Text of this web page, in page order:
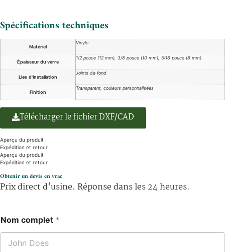
Spécifications techniques
Matériel
Vinyle
Épaisseur du verre
1/2 pouce (12 mm), 3/8 pouce (10 mm), 5/16 pouce (8 mm)
Lieu d'installation
Joints de fond
Finition
Transparent, couleurs personnalisées
Télécharger le fichier DXF/CAD
Aperçu du produit
Expédition et retour
Aperçu du produit
Expédition et retour
Obtenir un devis en vrac
Prix direct d'usine. Réponse dans les 24 heures.
Nom complet *